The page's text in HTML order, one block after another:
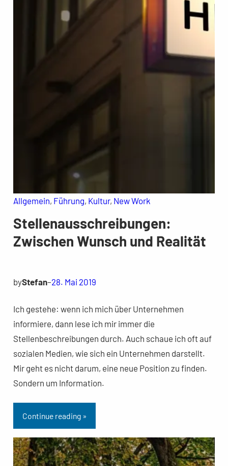
Allgemein, Führung, Kultur, New Work
Stellenausschreibungen:
Zwischen Wunsch und Realität
byStefan–28. Mai 2019
Ich gestehe: wenn ich mich über Unternehmen
informiere, dann lese ich mir immer die
Stellenbeschreibungen durch. Auch schaue ich oft auf
sozialen Medien, wie sich ein Unternehmen darstellt.
Mir geht es nicht darum, eine neue Position zu finden.
Sondern um Information.
Continue reading »